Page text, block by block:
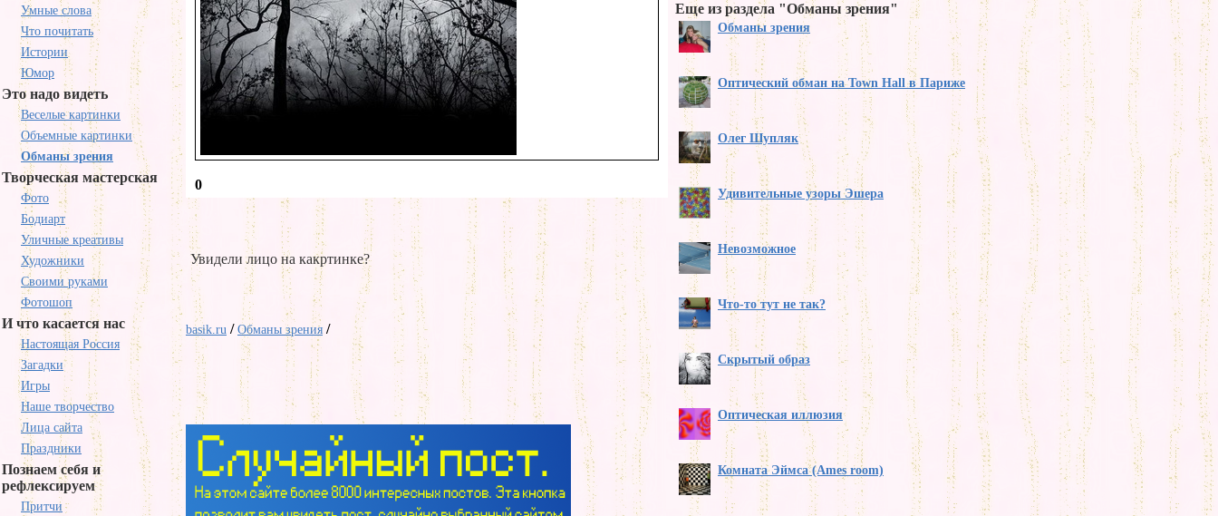
Умные слова
Что почитать
Истории
Юмор
Это надо видеть
Веселые картинки
Объемные картинки
Обманы зрения
Творческая мастерская
Фото
Бодиарт
Уличные креативы
Художники
Своими руками
Фотошоп
И что касается нас
Настоящая Россия
Загадки
Игры
Наше творчество
Лица сайта
Праздники
Познаем себя и
рефлексируем
Притчи
0
Увидели лицо на какртинке?
basik.ru / Обманы зрения /
Еще из раздела "Обманы зрения"
Обманы зрения
Оптический обман на Town Hall в Париже
Олег Шупляк
Удивительные узоры Эшера
Невозможное
Что-то тут не так?
Скрытый образ
Оптическая иллюзия
Комната Эймса (Ames room)